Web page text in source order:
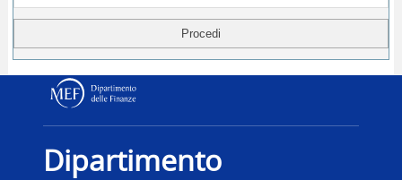
Dipartimento delle
Dipartimento